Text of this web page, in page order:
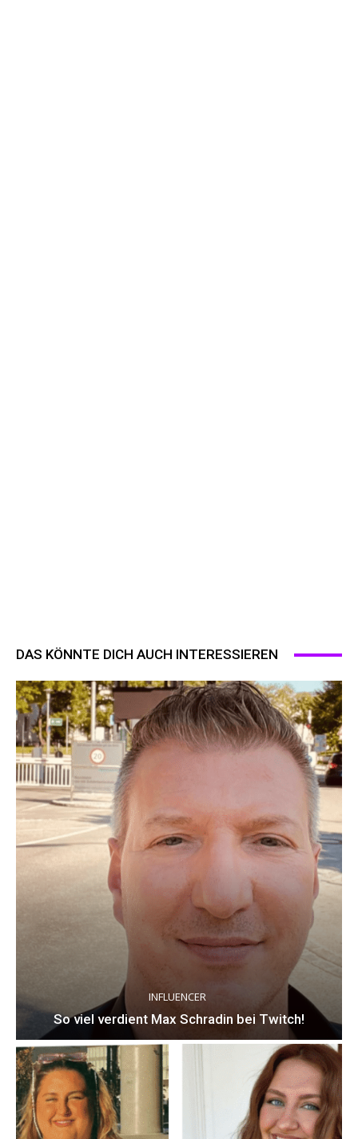
DAS KÖNNTE DICH AUCH INTERESSIEREN
INFLUENCER
So viel verdient Max Schradin bei Twitch!